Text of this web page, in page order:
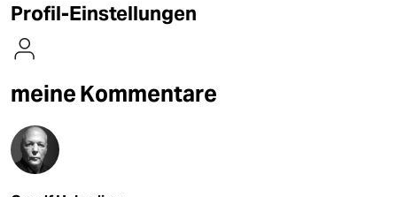
nord
wahrheit
verlag
verlag
veranstaltungen
Profil-Einstellungen
meine Kommentare